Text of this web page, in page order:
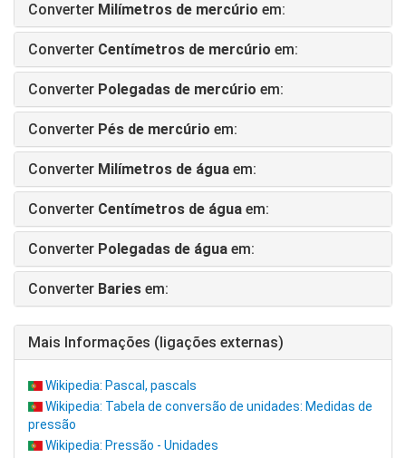
Converter Milímetros de mercúrio em:
Converter Centímetros de mercúrio em:
Converter Polegadas de mercúrio em:
Converter Pés de mercúrio em:
Converter Milímetros de água em:
Converter Centímetros de água em:
Converter Polegadas de água em:
Converter Baries em:
Mais Informações (ligações externas)
Wikipedia: Pascal, pascals
Wikipedia: Tabela de conversão de unidades: Medidas de
pressão
Wikipedia: Pressão - Unidades